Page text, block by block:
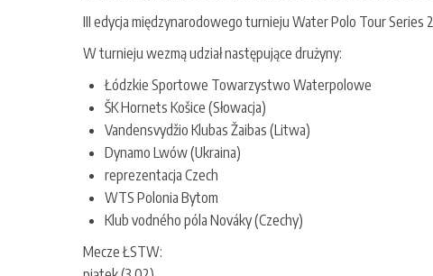
III edycja międzynarodowego turnieju Water Polo Tour
W turnieju wezmą udział następujące drużyny:
Łódzkie Sportowe Towarzystwo Waterpolowe
ŠK Hornets Košice (Słowacja)
Vandensvydžio Klubas Žaibas (Litwa)
Dynamo Lwów (Ukraina)
reprezentacja Czech
WTS Polonia Bytom
Klub vodného póla Nováky (Czechy)
Mecze ŁSTW: